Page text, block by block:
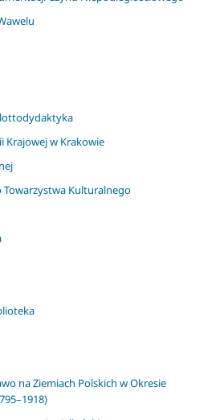
Krajowej w Krakowie
Kulturalnego
na Ziemiach Polskich w Okresie